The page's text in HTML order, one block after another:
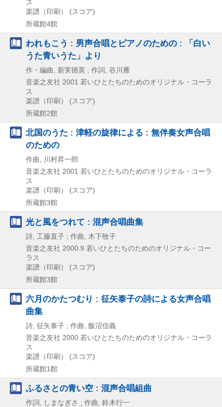
ス
楽譜（印刷） (スコア)
所蔵館4館
われもこう : 男声合唱とピアノのための : 「白い
うた青いうた」より
作・編曲, 新実徳英 ; 作詞, 谷川雁
音楽之友社 2001 若いひとたちのためのオリジナル・コーラ
ス
楽譜（印刷） (スコア)
所蔵館2館
北国のうた : 津軽の旋律による : 無伴奏女声合唱
のための
作曲, 川村昇一郎
音楽之友社 2001 若いひとたちのためのオリジナル・コーラ
ス
楽譜（印刷） (スコア)
所蔵館3館
光と風をつれて : 混声合唱曲集
詩, 工藤直子 ; 作曲, 木下牧子
音楽之友社 2000.9 若いひとたちのためのオリジナル・コー
ラス
楽譜（印刷） (スコア)
所蔵館3館
六月のかたつむり : 征矢泰子の詩による女声合唱
曲集
詩, 征矢泰子 ; 作曲, 飯沼信義
音楽之友社 2000 若いひとたちのためのオリジナル・コーラ
ス
楽譜（印刷） (スコア)
所蔵館1館
ふるさとの青い空 : 混声合唱組曲
作詞, しまなぎさ ; 作曲, 鈴木行一